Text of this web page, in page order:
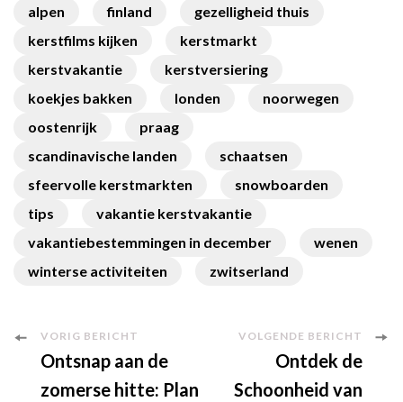
alpen finland
gezelligheid thuis
kerstfilms kijken
kerstmarkt
kerstvakantie
kerstversiering
koekjes bakken
londen
noorwegen
oostenrijk
praag
scandinavische landen
schaatsen
sfeervolle kerstmarkten
snowboarden
tips
vakantie kerstvakantie
vakantiebestemmingen in december
wenen
winterse activiteiten
zwitserland
Berichtnavigatie
VORIG BERICHT
Ontsnap aan de
zomerse hitte: Plan
VOLGENDE BERICHT
Ontdek de
Schoonheid van